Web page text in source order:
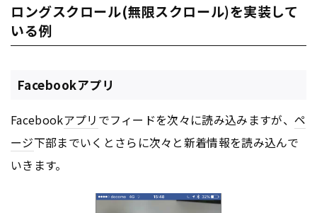
ロングスクロール(無限スクロール)を実装して
いる例
Facebookアプリ
Facebookアプリ でフィードを次々に読み込みますが、 ペ
ージ下部までいくとさらに次々と新着情報を読み込んで
いきます。